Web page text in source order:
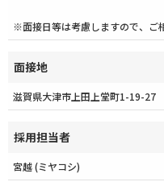
※面接日等は考慮しますので、ご
面接地
滋賀県大津市上田上堂町1-19-27
採用担当者
宮越 (ミヤコシ)